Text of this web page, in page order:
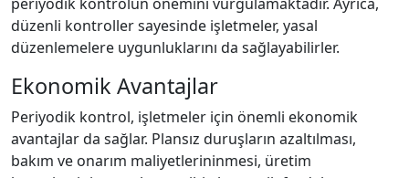
düzenli kontroller sayesinde işletmeler, yasal
düzenlemelere uygunluklarını da sağlayabilirler.
Ekonomik Avantajlar
Periyodik kontrol, işletmeler için önemli ekonomik
avantajlar da sağlar. Plansız duruşların azaltılması,
bakım ve onarım maliyetlerininmesi, üretim